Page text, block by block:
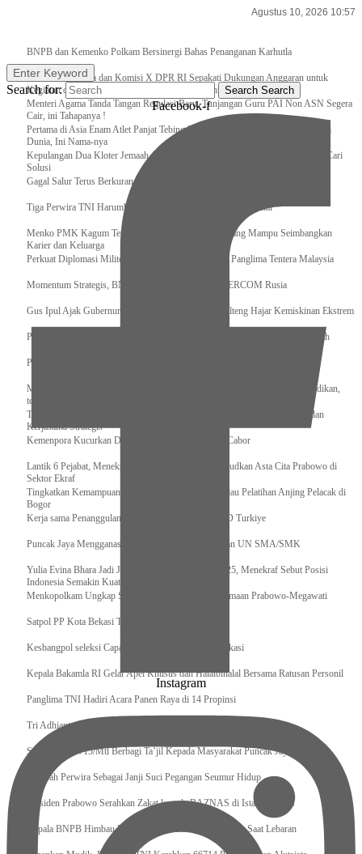
Agustus 10, 2026 10:57
BNPB dan Kemenko Polkam Bersinergi Bahas Penanganan Karhutla
Raker Kemenpora dan Komisi X DPR RI Sepakati Dukungan Anggaran untuk
Kegiatan dan Program Prioritas Pemuda dan Olahraga
Menteri Agama Tanda Tangan Regulasi Baru, Tunjangan Guru PAI Non ASN Segera
Cair, ini Tahapanya !
Pertama di Asia Enam Atlet Panjat Tebing Indonesia Taklukkan Tebing Tertinggi
Dunia, Ini Nama-nya
Kepulangan Dua Kloter Jemaah Asal Surabaya Tertunda, Kemenag Upayakan Cari
Solusi
Gagal Salur Terus Berkurang, Gus Ipul: 405 Ribu Lebih Bansos Cair
Tiga Perwira TNI Harumkan Indonesia Di Kancah Internasional
Menko PMK Kagum Terhadap Perempuan Modern yang Mampu Seimbangkan
Karier dan Keluarga
Perkuat Diplomasi Militer, Panglima TNI Terima CC Panglima Tentera Malaysia
Momentum Strategis, BNPB Terima Kunjungan EMERCOM Rusia
Gus Ipul Ajak Gubernur dan Bupati/Wali Kota se-Kalteng Hajar Kemiskinan Ekstrem
Panglima TNI Sambut Kedatangan Presiden RI Usai Lawatan ke Timur Tengah
Pengurus Pusat Pordasi Pacu Dapat Pesan dari Sri Paduka
Menag RI dan Dua Menteri Yordania Jalin Sinergi Bidang Wakaf dan Pendidikan,
termasuk Beasiswa
Tiba di Tanah Air, Presiden Prabowo Subianto Bawa Komitmen Investasi dan
Kerjasama Strategis
Kemenpora Kucurkan Dana untuk Pelatnas pada 13 Cabor
Lantik 6 Pejabat, Menekraf Tegaskan Komitmen Wujudkan Asta Cita Prabowo di
Sektor Ekraf
Tingkatkan Kemampuan K9 TNI, Panglima TNI Tinjau Pelatihan Anjing Pelacak di
Bogor
Kerja sama Penanggulangan Bencana BNPB – AFAD Turkiye
Puncak Jaya Mengganas, TNI-POLRI Solid Amankan UN SMA/SMK
Yulia Evina Bhara Jadi Juri Festival Film Cannes 2025, Menekraf Sebut Posisi
Indonesia Semakin Kuat
Menkopolkam Ungkap Spirit Persatuan dan Kebersamaan Prabowo-Megawati
Satpol PP Kota Bekasi Tertibkan PPKS
Kesbangpol seleksi Capaska 736 Siswa/i se-Kota Bekasi
Kepala Bakamla RI Gelar Apel Khusus dan Halalbihalal Bersama Ratusan Personil
Panglima TNI Hadiri Acara Panen Raya di 14 Propinsi
Tri Adhianto : Kota Bekasi Bisa Mempertahankan Keharmonisasian
Satgas Yonif 715/Mtl Berbagi Ta’jil Kepada Masyarakat Puncak Jaya
Sumpah Perwira Sebagai Janji Suci Pegangan Seumur Hidup
Presiden Prabowo Serahkan Zakat kepada BAZNAS di Istana Negara
Kepala BNPB Himbau Pemda Waspada Potensi Bencana Saat Lebaran
Enter Keyword
Search for: Search Search
Facebook-f
Instagram